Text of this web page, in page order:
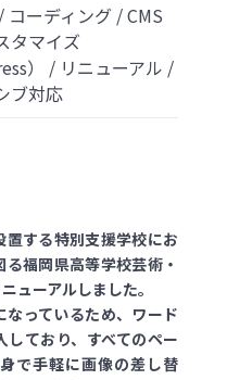
コーディング / CMS
タマイズ
） / リニューアル /
ブ対応
する特別支援学校にお
福岡県高等学校芸術・
ューアルしました。
っているため、ワード
ており、すべてのペー
で手軽に画像の差し替